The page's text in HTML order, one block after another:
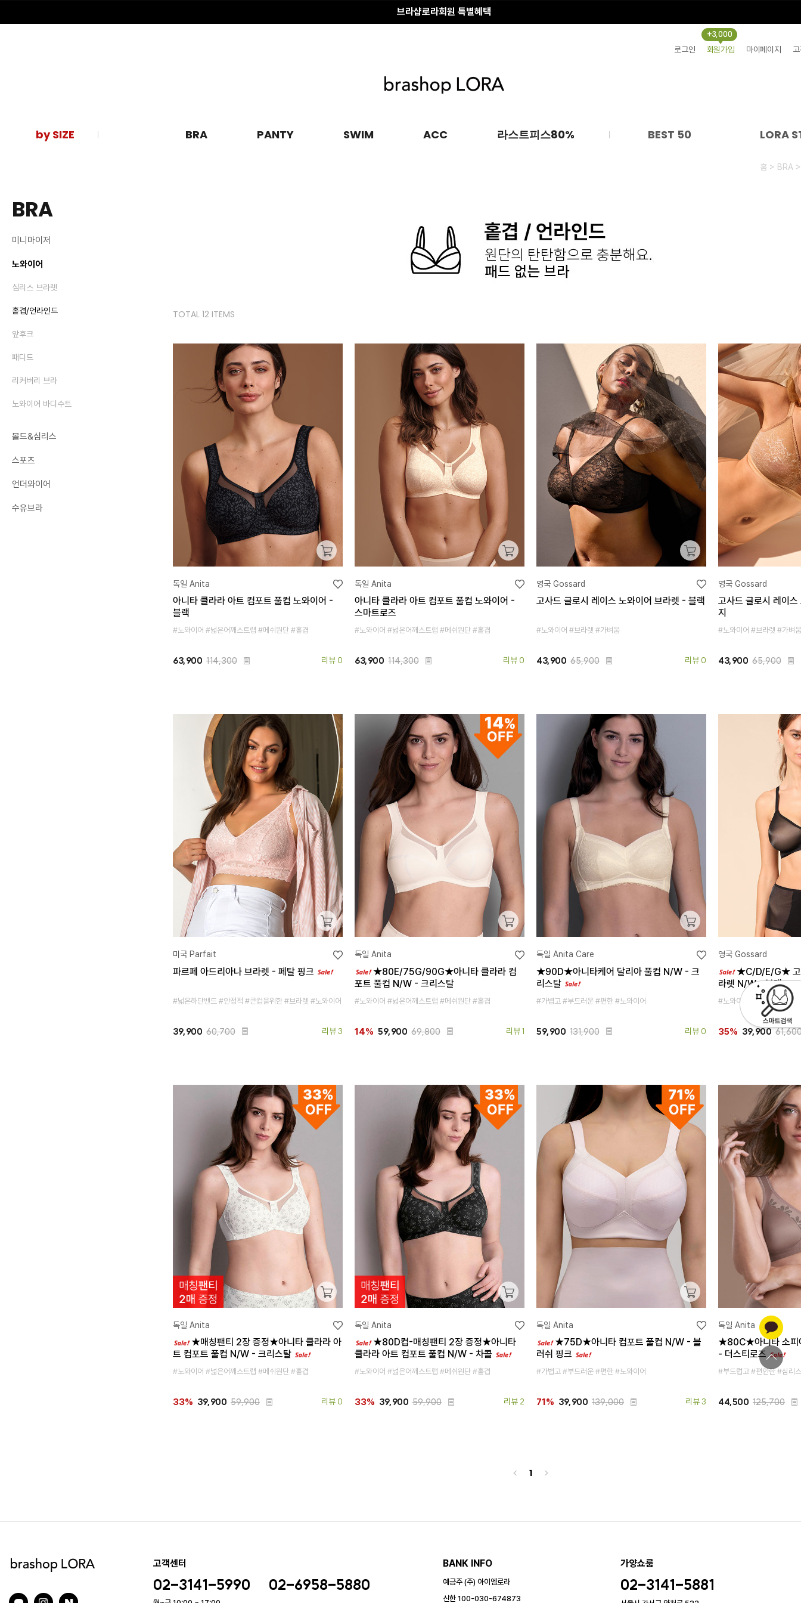
브라샵로라회원 특별혜택
로그인 회원가입
+3,000
마이페이지
by SIZE BRA PANTY SWIM ACC 라스트피스80% BEST 50 LORA
BRA
미니마이저
노와이어
심리스 브라렛
홑겹/언라인드
앞후크
패디드
리커버리 브라
노와이어 바디수트
몰드&심리스
스포츠
언더와이어
수유브라
홈 > BRA
TOTAL 12 ITEMS
독일 Anita
아니타 클라라 아트 컴포트 풀컵 노와이어 -
블랙
#노와이어 #넓은어깨스트랩 #메쉬원단 #홑겹
63,900 114,300 리뷰 0
독일 Anita
아니타 클라라 아트 컴포트 풀컵 노와이어 -
스마트로즈
#노와이어 #넓은어깨스트랩 #메쉬원단 #홑겹
63,900 114,300 리뷰 0
영국 Gossard
고사드 글로시 레이스 노와이어 브라렛 - 블랙
#노와이어 #브라렛 #가벼움
43,900 65,900 리뷰 0
영국 Gossard
고사드 글로시 레이
지
#노와이어 #브라렛 #가벼움
43,900 65,900
미국 Parfait
파르페 아드리아나 브라렛 - 페탈 핑크
#넓은하단밴드 #안정적 #큰컵을위한 #브라렛 #노와이어
39,900 60,700 리뷰 3
독일 Anita
★80E/75G/90G★아니타 클라라 컴
포트 풀컵 N/W - 크리스탈
#노와이어 #넓은어깨스트랩 #메쉬원단 #홑겹
14% 59,900 69,800 리뷰 1
독일 Anita Care
★90D★아니타케어 달리아 풀컵 N/W - 크
리스탈
#가볍고 #부드러운 #편한 #노와이어
59,900 131,900 리뷰 0
영국 Gossard
★C/D/E/G★ 고
라렛 N/W - 블랙
#노와이어 #브라렛 #가벼움
35% 39,900
독일 Anita
★매칭팬티 2장 증정★아니타 클라라 아
트 컴포트 풀컵 N/W - 크리스탈
#노와이어 #넓은어깨스트랩 #메쉬원단 #홑겹
33% 39,900 59,900 리뷰 0
독일 Anita
★80D컵-매칭팬티 2장 증정★아니타
클라라 아트 컴포트 풀컵 N/W - 차콜
#노와이어 #넓은어깨스트랩 #메쉬원단 #홑겹
33% 39,900 59,900 리뷰 2
독일 Anita
★75D★아니타 컴포트 풀컵 N/W - 블
러쉬 핑크
#가볍고 #부드러운 #편한 #노와이어
71% 39,900 139,000 리뷰 3
독일 Anita
★80C★아니타 소피
- 더스티로즈
#부드럽고 #편안한 #심리
44,500 125,700
< 1 >
고객센터
02-3141-5990 02-6958-5880
BANK INFO
예금주 (주) 아이엠로라
신한 100-030-674873
가양쇼룸
02-3141-5881